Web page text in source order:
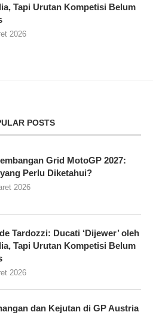
Tapi Urutan Kompetisi Belum
2026
POSTS
Grid MotoGP 2027:
Perlu Diketahui?
2026
Tardozzi: Ducati ‘Dijewer’ oleh
Tapi Urutan Kompetisi Belum
2026
dan Kejutan di GP Austria